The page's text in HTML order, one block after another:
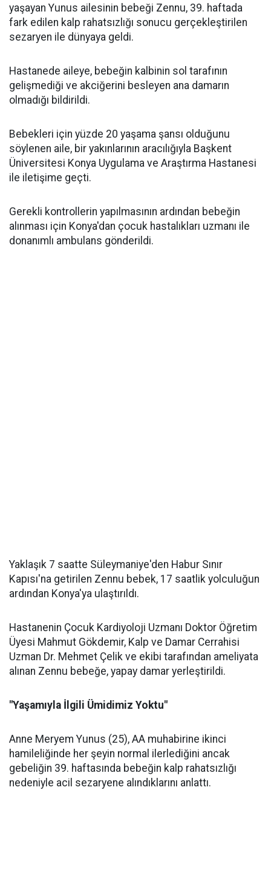
yaşayan Yunus ailesinin bebeği Zennu, 39. haftada
fark edilen kalp rahatsızlığı sonucu gerçekleştirilen
sezaryen ile dünyaya geldi.
Hastanede aileye, bebeğin kalbinin sol tarafının
gelişmediği ve akciğerini besleyen ana damarın
olmadığı bildirildi.
Bebekleri için yüzde 20 yaşama şansı olduğunu
söylenen aile, bir yakınlarının aracılığıyla Başkent
Üniversitesi Konya Uygulama ve Araştırma Hastanesi
ile iletişime geçti.
Gerekli kontrollerin yapılmasının ardından bebeğin
alınması için Konya'dan çocuk hastalıkları uzmanı ile
donanımlı ambulans gönderildi.
Yaklaşık 7 saatte Süleymaniye'den Habur Sınır
Kapısı'na getirilen Zennu bebek, 17 saatlik yolculuğun
ardından Konya'ya ulaştırıldı.
Hastanenin Çocuk Kardiyoloji Uzmanı Doktor Öğretim
Üyesi Mahmut Gökdemir, Kalp ve Damar Cerrahisi
Uzman Dr. Mehmet Çelik ve ekibi tarafından ameliyata
alınan Zennu bebeğe, yapay damar yerleştirildi.
"Yaşamıyla İlgili Ümidimiz Yoktu"
Anne Meryem Yunus (25), AA muhabirine ikinci
hamileliğinde her şeyin normal ilerlediğini ancak
gebeliğin 39. haftasında bebeğin kalp rahatsızlığı
nedeniyle acil sezaryene alındıklarını anlattı.